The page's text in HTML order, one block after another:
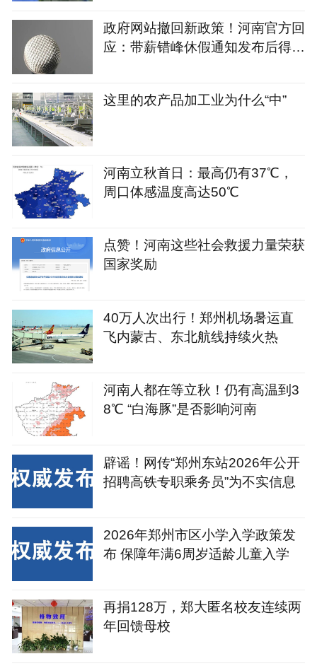
政府网站撤回新政策！河南官方回
应：带薪错峰休假通知发布后得到
这里的农产品加工业为什么“中”
河南立秋首日：最高仍有37℃，
周口体感温度高达50℃
点赞！河南这些社会救援力量荣获
国家奖励
40万人次出行！郑州机场暑运直
飞内蒙古、东北航线持续火热
河南人都在等立秋！仍有高温到3
8℃ “白海豚”是否影响河南
辟谣！网传“郑州东站2026年公开
招聘高铁专职乘务员”为不实信息
2026年郑州市区小学入学政策发
布 保障年满6周岁适龄儿童入学
再捐128万，郑大匿名校友连续两
年回馈母校